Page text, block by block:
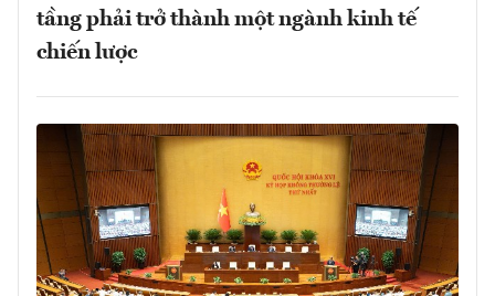
tầng phải trở thành một ngành kinh tế
chiến lược